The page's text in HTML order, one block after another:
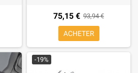
75,15 € 93,94 €
ACHETER
-19%